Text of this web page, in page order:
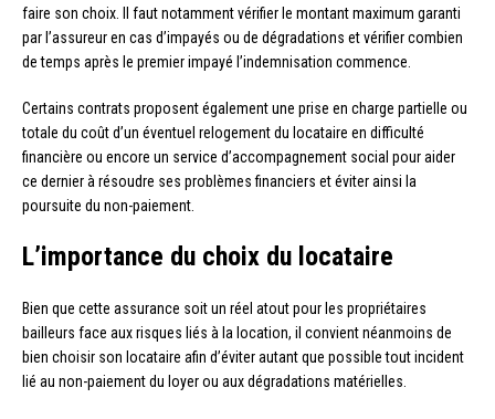
faire son choix. Il faut notamment vérifier le montant maximum garanti
par l’assureur en cas d’impayés ou de dégradations et vérifier combien
de temps après le premier impayé l’indemnisation commence.
Certains contrats proposent également une prise en charge partielle ou
totale du coût d’un éventuel relogement du locataire en difficulté
financière ou encore un service d’accompagnement social pour aider
ce dernier à résoudre ses problèmes financiers et éviter ainsi la
poursuite du non-paiement.
L’importance du choix du locataire
Bien que cette assurance soit un réel atout pour les propriétaires
bailleurs face aux risques liés à la location, il convient néanmoins de
bien choisir son locataire afin d’éviter autant que possible tout incident
lié au non-paiement du loyer ou aux dégradations matérielles.